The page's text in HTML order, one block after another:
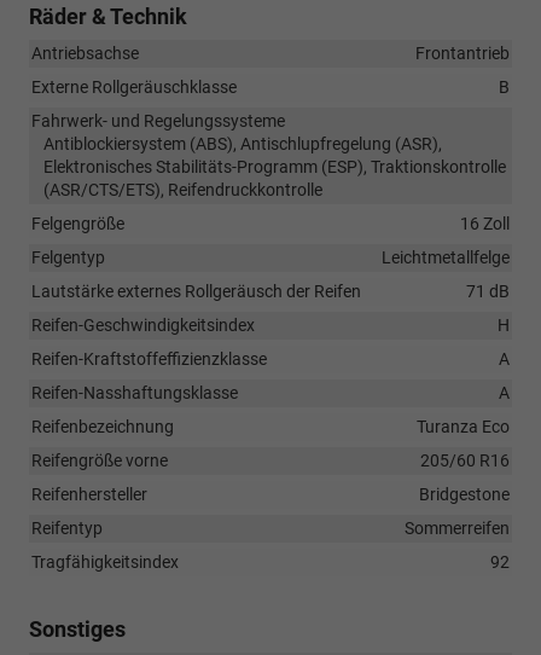
Räder & Technik
Antriebsachse
Frontantrieb
Externe Rollgeräuschklasse
B
Fahrwerk- und Regelungssysteme
Antiblockiersystem (ABS), Antischlupfregelung (ASR),
Elektronisches Stabilitäts-Programm (ESP), Traktionskontrolle
(ASR/CTS/ETS), Reifendruckkontrolle
Felgengröße
16 Zoll
Felgentyp
Leichtmetallfelge
Lautstärke externes Rollgeräusch der Reifen
71 dB
Reifen-Geschwindigkeitsindex
H
Reifen-Kraftstoffeffizienzklasse
A
Reifen-Nasshaftungsklasse
A
Reifenbezeichnung
Turanza Eco
Reifengröße vorne
205/60 R16
Reifenhersteller
Bridgestone
Reifentyp
Sommerreifen
Tragfähigkeitsindex
92
Sonstiges